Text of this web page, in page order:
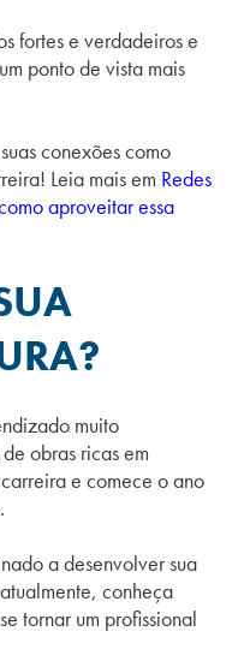
fortes e verdadeiros e
ponto de vista mais
conexões como
Leia mais em Redes
aproveitar essa
muito
obras ricas em
e comece o ano
a desenvolver sua
conheça
tornar um profissional